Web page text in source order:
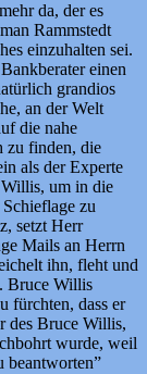
da, der es
Rammstedt
einzuhalten sei.
einen
grandios
an der Welt
die nahe
zu finden, die
als der Experte
Willis, um in die
zu
setzt Herr
Mails an Herrn
ihn, fleht und
Bruce Willis
fürchten, dass er
des Bruce Willis,
wurde, weil
beantworten”